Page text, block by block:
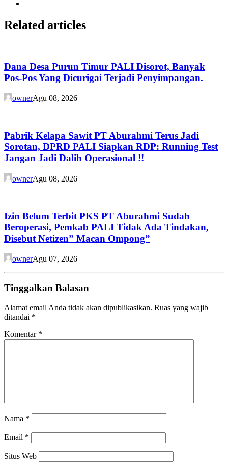
Related articles
Dana Desa Purun Timur PALI Disorot, Banyak
Pos-Pos Yang Dicurigai Terjadi Penyimpangan.
ownerAgu 08, 2026
Pabrik Kelapa Sawit PT Aburahmi Terus Jadi
Sorotan, DPRD PALI Siapkan RDP: Running Test
Jangan Jadi Dalih Operasional !!
ownerAgu 08, 2026
Izin Belum Terbit PKS PT Aburahmi Sudah
Beroperasi, Pemkab PALI Tidak Ada Tindakan,
Disebut Netizen” Macan Ompong”
ownerAgu 07, 2026
Tinggalkan Balasan
Alamat email Anda tidak akan dipublikasikan. Ruas yang wajib
ditandai *
Komentar *
Nama *
Email *
Situs Web